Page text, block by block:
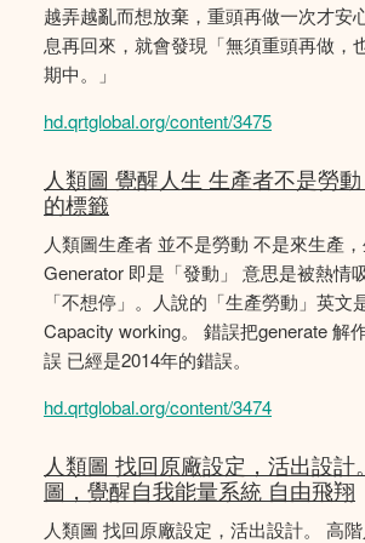
越弄越亂而想放棄，重頭再做一次才安
息再回來，就會發現「無須重頭再做，
期中。」
hd.qrtglobal.org/content/3475
人類圖 覺醒人生 生產者不是勞
的標籤
人類圖生產者 並不是勞動 不是來生產
Generator 即是「發動」 意思是被熱情
「不想停」。人說的「生產勞動」英文
Capacity working。 錯誤把generate 解
誤 已經是2014年的錯誤。
hd.qrtglobal.org/content/3474
人類圖 找回原廠設定，活出設計
圖，覺醒自我能量系統 自由飛翔
人類圖 找回原廠設定，活出設計。 高